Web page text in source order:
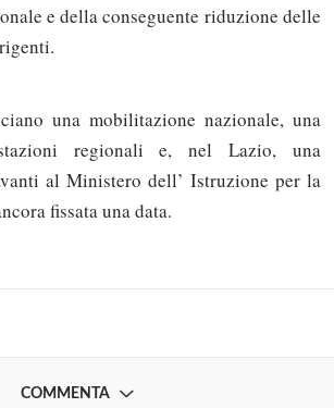
e della conseguente riduzione delle
una mobilitazione nazionale, una
regionali e, nel Lazio, una
al Ministero dell’ Istruzione per la
fissata una data.
COMMENTA
registrati possono